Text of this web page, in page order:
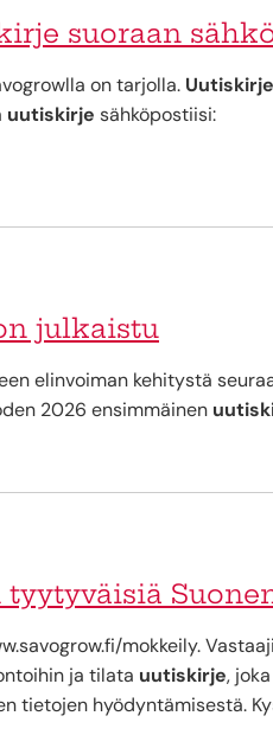
suoraan
on tarjolla. Uutiskirje
uutiskirje sähköpostiisi:
julkaistu
elinvoiman kehitystä
2026 ensimmäinen
mokkeily.
ja tilata uutiskirje,
tietojen hyödyntämisestä.